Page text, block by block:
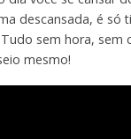
descansada, é só
sem hora, sem
mesmo!